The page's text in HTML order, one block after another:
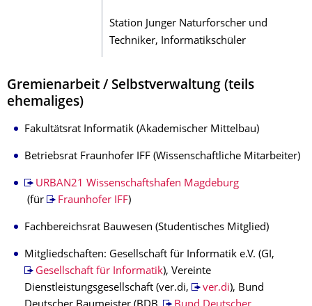
Station Junger Naturforscher und
Techniker, Informatikschüler
Gremienarbeit / Selbstverwaltung (teils
ehemaliges)
Fakultätsrat Informatik (Akademischer Mittelbau)
Betriebsrat Fraunhofer IFF (Wissenschaftliche Mitarbeiter)
URBAN21 Wissenschaftshafen Magdeburg
(für
Fraunhofer IFF)
Fachbereichsrat Bauwesen (Studentisches Mitglied)
Mitgliedschaften: Gesellschaft für Informatik e.V. (GI,
Gesellschaft für Informatik), Vereinte
Dienstleistungsgesellschaft (ver.di,
ver.di), Bund